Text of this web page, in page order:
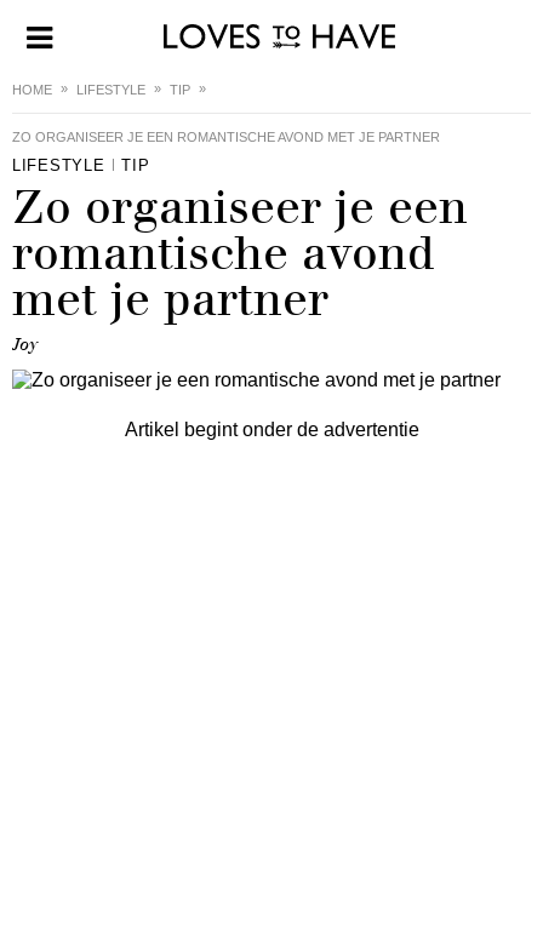
HOME LIFESTYLE TIP
ZO ORGANISEER JE EEN ROMANTISCHE AVOND MET JE PARTNER
LIFESTYLE TIP
Zo organiseer je een
romantische avond
met je partner
Joy
Artikel begint onder de advertentie